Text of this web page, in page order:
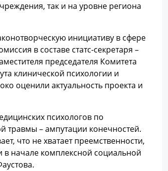
так и на уровне региона
инициативу в сфере
в составе статс-секретаря –
председателя Комитета
клинической психологии и
оценили актуальность проекта и
психологов по
травмы – ампутации конечностей.
что не хватает преемственности,
в начале комплексной социальной